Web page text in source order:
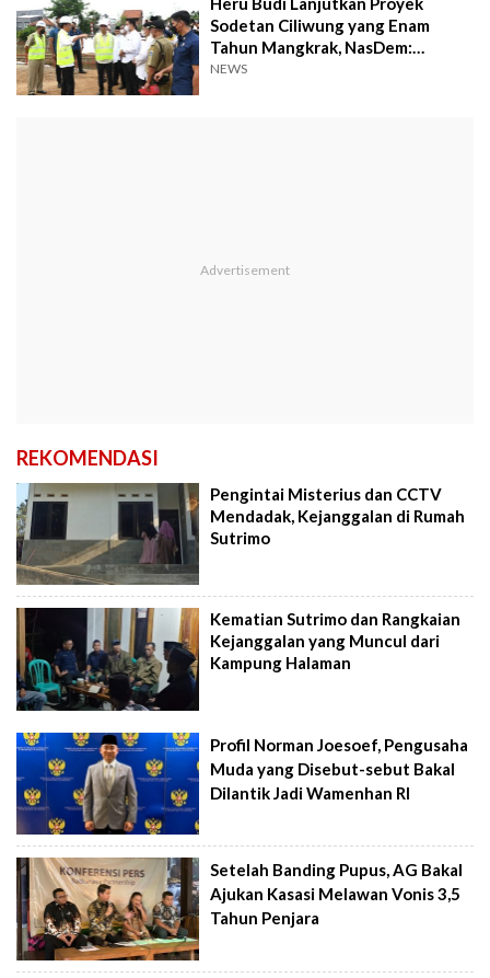
Sodetan Ciliwung yang Enam
Tahun Mangkrak, NasDem:
Bikinnya Pakai Anggaran Anies
NEWS
REKOMENDASI
Pengintai Misterius dan CCTV
Mendadak, Kejanggalan di Rumah
Sutrimo
Kematian Sutrimo dan Rangkaian
Kejanggalan yang Muncul dari
Kampung Halaman
Profil Norman Joesoef, Pengusaha
Muda yang Disebut-sebut Bakal
Dilantik Jadi Wamenhan RI
Setelah Banding Pupus, AG Bakal
Ajukan Kasasi Melawan Vonis 3,5
Tahun Penjara